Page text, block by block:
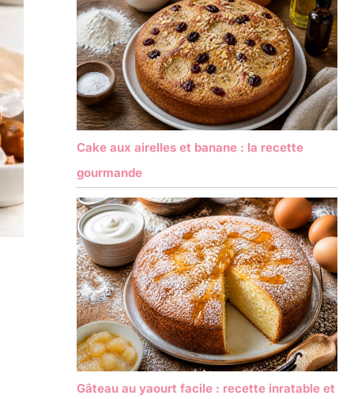
Cake aux airelles et banane : la recette
gourmande
Gâteau au yaourt facile : recette inratable et